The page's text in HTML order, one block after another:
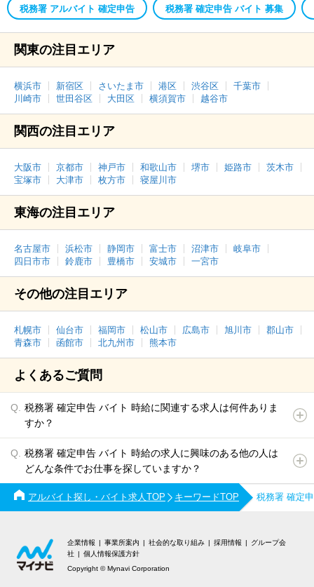
税務署 アルバイト 確定申告 税務署 確定申告 バイト 募集
関東の注目エリア
横浜市 新宿区 さいたま市 港区 渋谷区
千葉市
川崎市
世田谷区 大田区 横須賀市 越谷市
関西の注目エリア
大阪市 京都市 神戸市 和歌山市 堺市 姫路市
茨木市
宝塚市
大津市 枚方市 寝屋川市
東海の注目エリア
名古屋市 浜松市 静岡市 富士市 沼津市
岐阜市
四日市市
鈴鹿市 豊橋市 安城市 一宮市
その他の注目エリア
札幌市 仙台市 福岡市 松山市 広島市 旭川市
郡山市
青森市
函館市 北九州市 熊本市
よくあるご質問
税務署 確定申告 バイト 時給に関連する求人は何件ありま
すか？
税務署 確定申告 バイト 時給の求人に興味のある他の人は
どんな条件でお仕事を探していますか？
アルバイト探し・バイト求人TOP キーワードTOP 税務署 確定
企業情報 事業所案内 社会的な取り組み 採用情報
グループ会
社
個人情報保護方針
Copyright © Mynavi Corporation